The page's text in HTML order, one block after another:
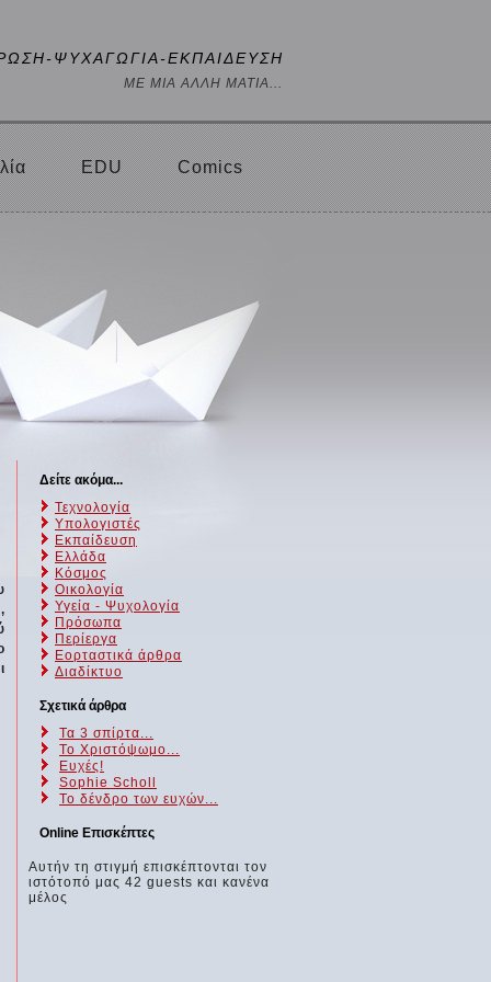
ΨΥΧΑΓΩΓΙΑ-ΕΚΠΑΙΔΕΥΣΗ
ΜΕ ΜΙΑ ΑΛΛΗ ΜΑΤΙΑ...
EDU Comics
Δείτε ακόμα...
Τεχνολογία
Υπολογιστές
Εκπαίδευση
Ελλάδα
Κόσμος
Οικολογία
Υγεία - Ψυχολογία
Πρόσωπα
Περίεργα
Εορταστικά άρθρα
Διαδίκτυο
Σχετικά άρθρα
Τα 3 σπίρτα...
Το Χριστόψωμο...
Ευχές!
Sophie Scholl
Το δένδρο των ευχών...
Online Επισκέπτες
Αυτήν τη στιγμή επισκέπτονται τον
ιστότοπό μας 42 guests και κανένα
μέλος